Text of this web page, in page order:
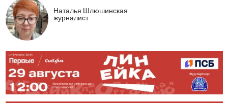
Наталья Шлюшинская
журналист